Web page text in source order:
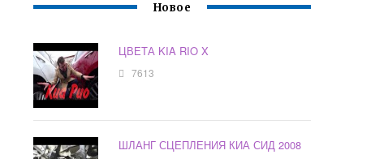
Новое
ЦВЕТА KIA RIO X
7613
ШЛАНГ СЦЕПЛЕНИЯ КИА СИД 2008